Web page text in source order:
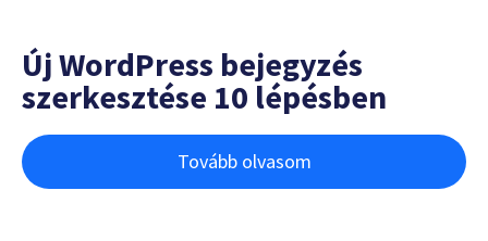
Új WordPress bejegyzés
szerkesztése 10 lépésben
Tovább olvasom